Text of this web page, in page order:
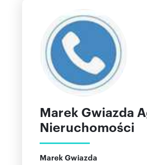
Marek Gwiazda
Nieruchomości
Marek Gwiazda